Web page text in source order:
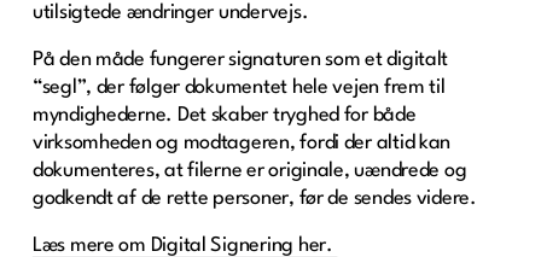
utilsigtede ændringer undervejs.
På den måde fungerer signaturen som et digitalt
“segl”, der følger dokumentet hele vejen frem til
myndighederne. Det skaber tryghed for både
virksomheden og modtageren, fordi der altid kan
dokumenteres, at filerne er originale, uændrede og
godkendt af de rette personer, før de sendes videre.
Læs mere om Digital Signering her.